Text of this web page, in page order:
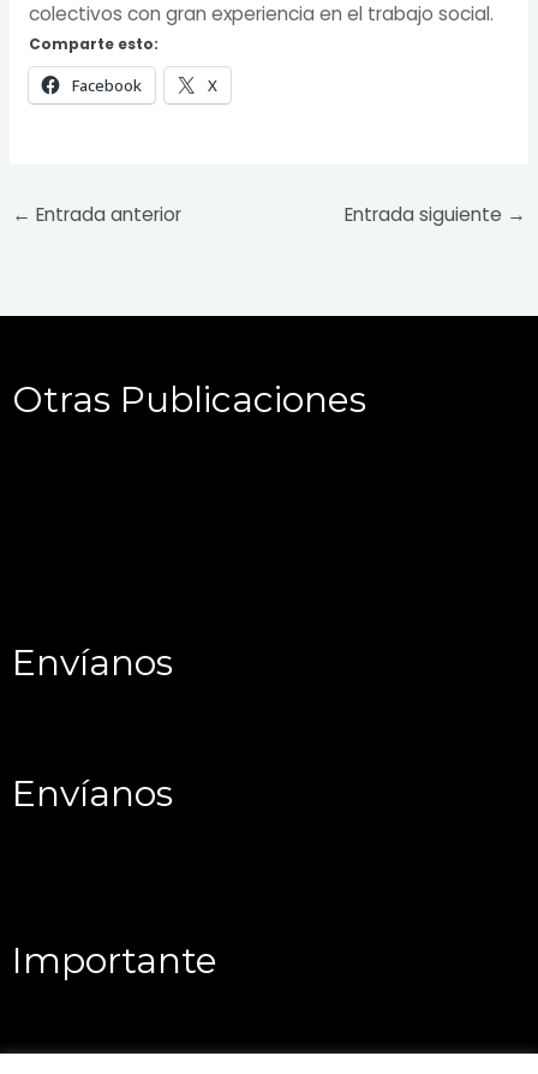
colectivos con gran experiencia en el trabajo social.
Comparte esto:
Facebook X
← Entrada anterior Entrada siguiente →
Otras Publicaciones
Envíanos
Envíanos
Importante